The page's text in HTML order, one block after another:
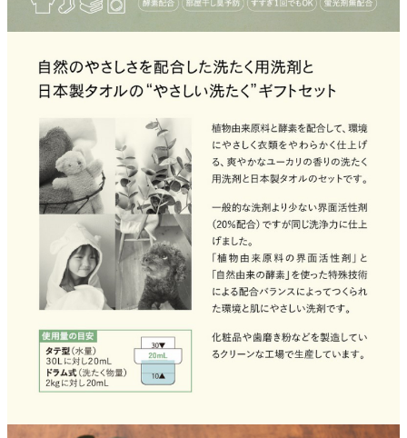
会社概要
ドメイン指定受信について
お問合せ